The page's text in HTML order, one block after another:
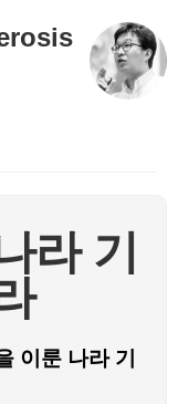
라 기
이룬 나라 기